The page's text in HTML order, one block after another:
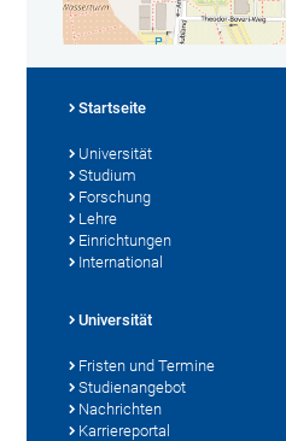
Startseite
Universität
Studium
Forschung
Lehre
Einrichtungen
International
Universität
Fristen und Termine
Studienangebot
Nachrichten
Karriereportal